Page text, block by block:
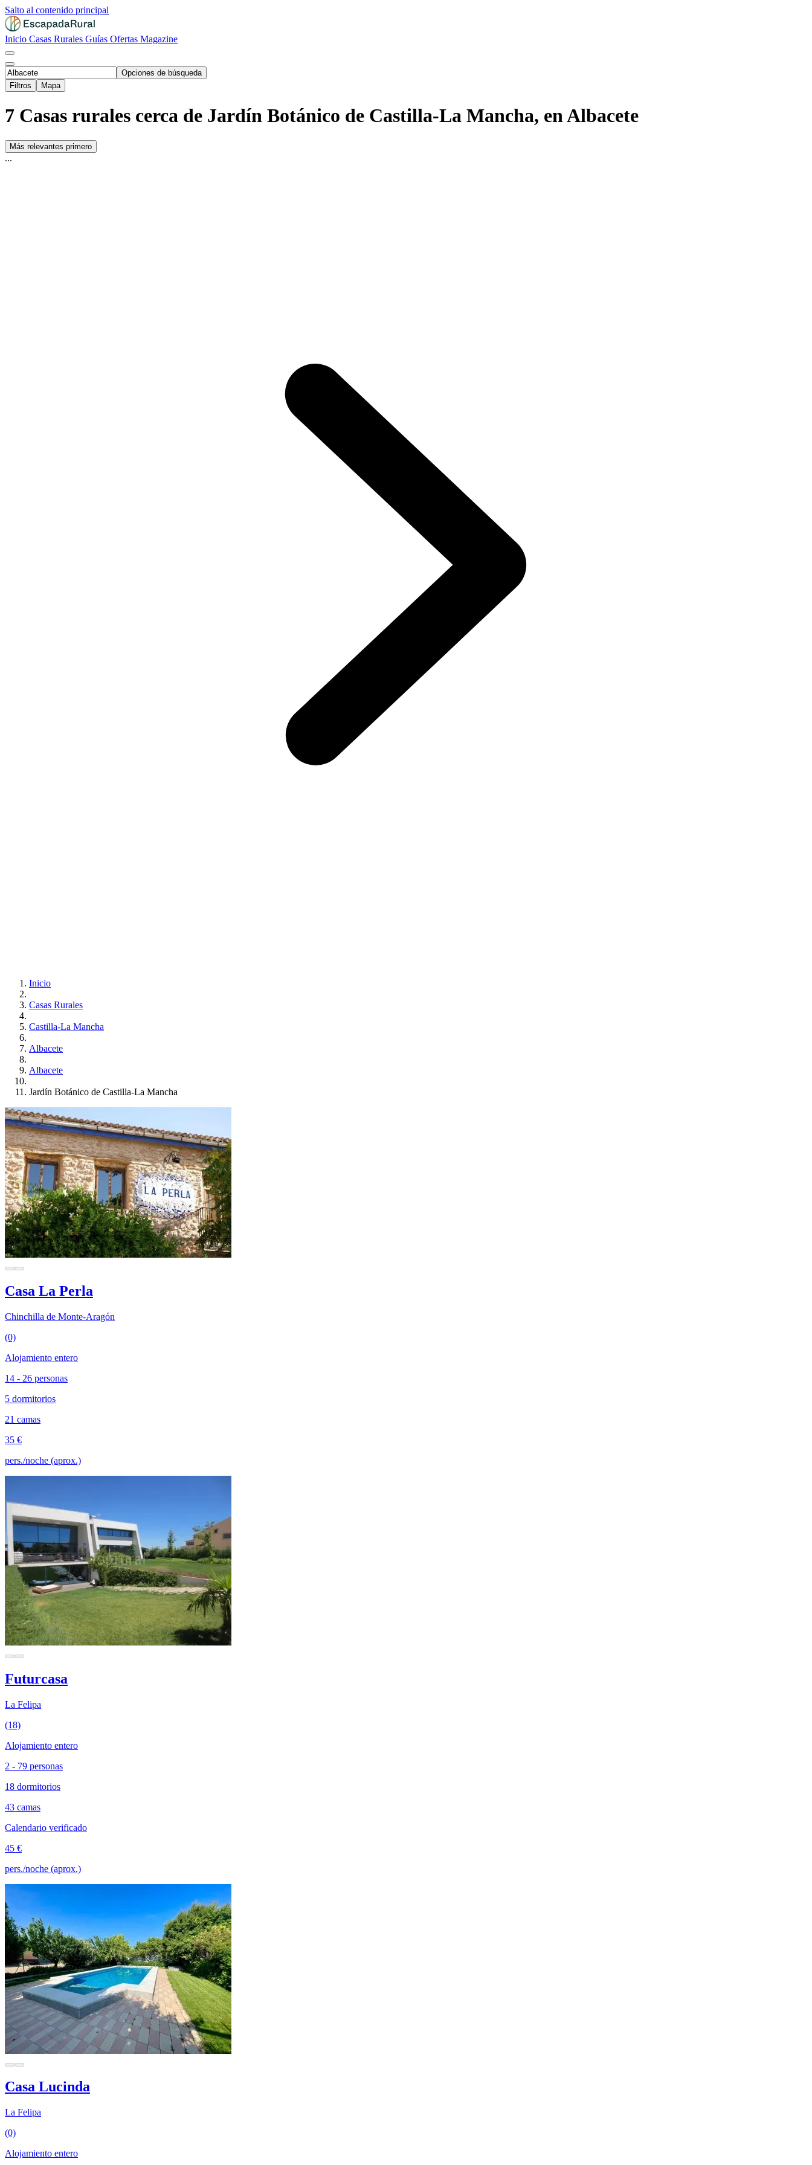
Salto al contenido principal
Inicio Casas Rurales Guías Ofertas Magazine
Opciones de búsqueda
Filtros
Mapa
7 Casas rurales cerca de Jardín Botánico de Castilla-La Mancha, en Albacete
Más relevantes primero
...
Inicio
Casas Rurales
Castilla-La Mancha
Albacete
Albacete
Jardín Botánico de Castilla-La Mancha
Casa La Perla
Chinchilla de Monte-Aragón
(0)
Alojamiento entero
14 - 26 personas
5 dormitorios
21 camas
35 €
pers./noche (aprox.)
Futurcasa
La Felipa
(18)
Alojamiento entero
2 - 79 personas
18 dormitorios
43 camas
Calendario verificado
45 €
pers./noche (aprox.)
Casa Lucinda
La Felipa
(0)
Alojamiento entero